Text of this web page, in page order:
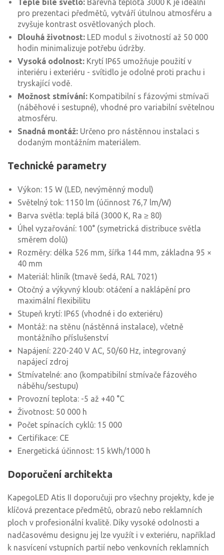
Teplé bílé světlo: Barevná teplota 3000 K je ideální
pro prezentaci předmětů, vytváří útulnou atmosféru a
zvyšuje kontrast osvětlovaných ploch.
Dlouhá životnost: LED modul s životností až 50 000
hodin minimalizuje potřebu údržby.
Vysoká odolnost: Krytí IP65 umožňuje použití v
interiéru i exteriéru - svítidlo je odolné proti prachu i
tryskající vodě.
Možnost stmívání: Kompatibilní s fázovými stmívači
(náběhové i sestupné), vhodné pro variabilní světelnou
atmosféru.
Snadná montáž: Určeno pro nástěnnou instalaci s
dodaným montážním materiálem.
Technické parametry
Výkon: 15 W (LED, nevýměnný modul)
Světelný tok: 1150 lm (účinnost 76,7 lm/W)
Barva světla: teplá bílá (3000 K, Ra ≥ 80)
Úhel vyzařování: 100° (symetrická distribuce světla
směrem dolů)
Rozměry: délka 526 mm, šířka 144 mm, základna 95 ×
40 mm
Materiál: hliník (tmavě šedá, RAL 7021)
Otočný a výkyvný kloub: otáčení a naklápění pro
maximální flexibilitu
Stupeň krytí: IP65 (vhodné i do exteriéru)
Montáž: na stěnu (nástěnná instalace), včetně
montážního příslušenství
Napájení: 220-240 V AC, 50/60 Hz, integrovaný
napájecí zdroj
Stmívatelné: ano (kompatibilní stmívače fázového
náběhu/sestupu)
Provozní teplota: -5 až +40 °C
Životnost: 50 000 h
Počet spínacích cyklů: 15 000
Certifikace: CE
Energetická účinnost: 15 kWh/1000 h
Doporučení architekta
KapegoLED Atis II doporučuji pro všechny projekty, kde je
klíčová prezentace předmětů, obrazů nebo reklamních
ploch v profesionální kvalitě. Díky vysoké odolnosti a
nadčasovému designu jej lze využít i v exteriéru, například
k nasvícení vstupních partií nebo venkovních reklamních